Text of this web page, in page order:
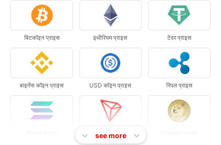
बिटकॉइन प्राइस इथीरियम प्राइस टेदर प्राइस
बाइनेंस कॉइन प्राइस USD कॉइन प्राइस रिपल प्राइस
ट्रॉन प्राइस
see more